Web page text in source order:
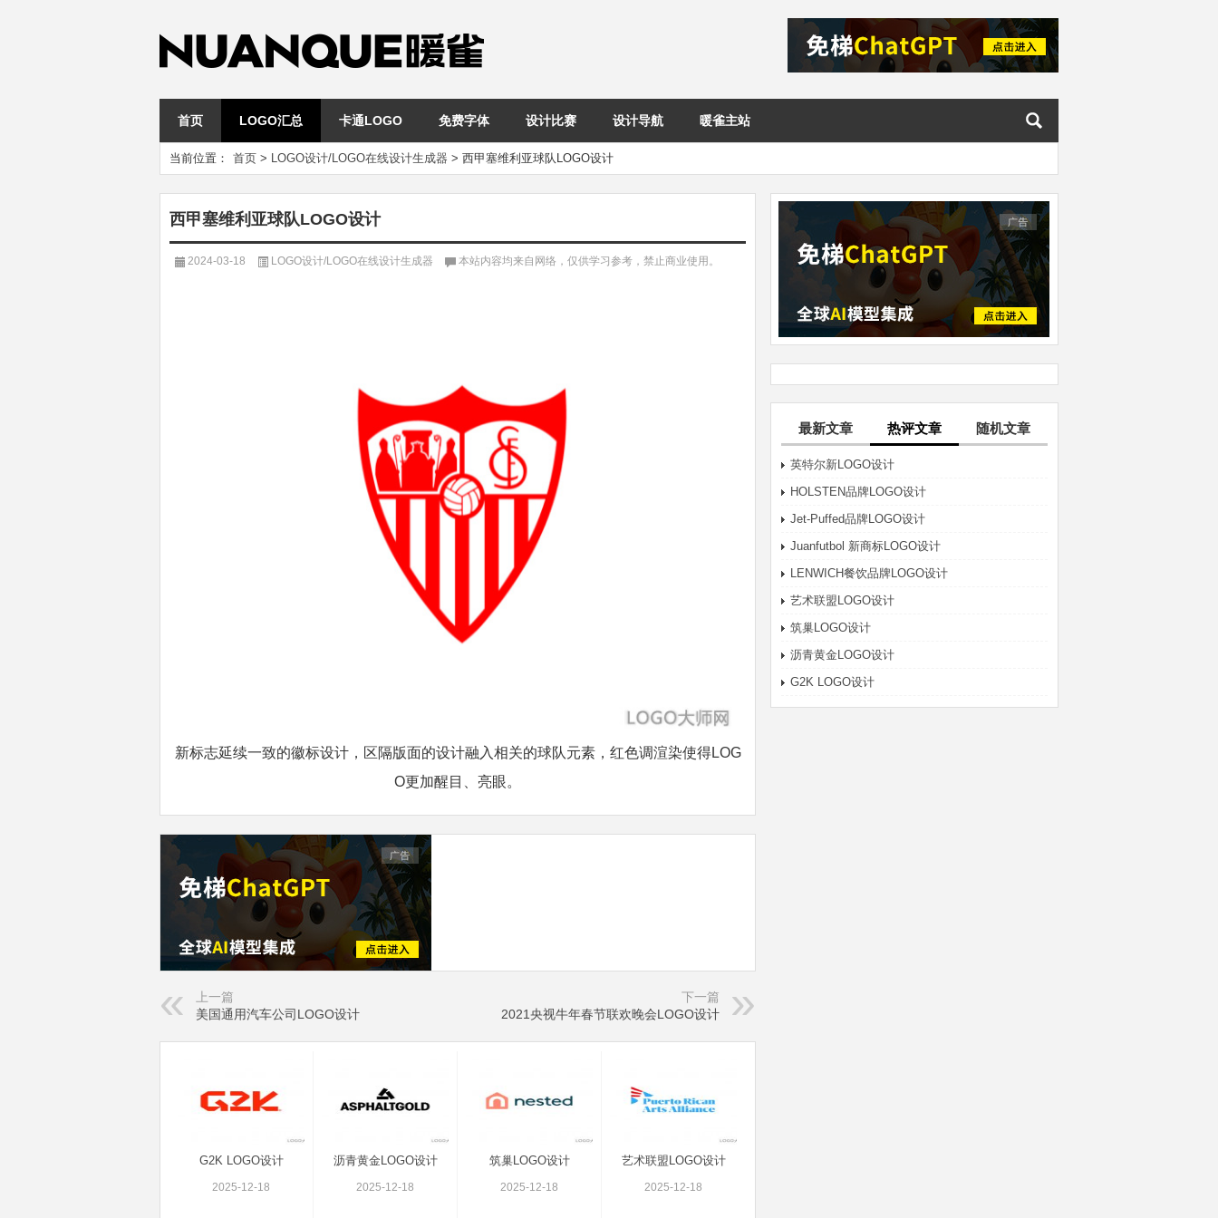
首页 LOGO汇总 卡通LOGO 免费字体 设计比赛 设计导航 暖雀主站
当前位置： 首页 > LOGO设计/LOGO在线设计生成器 > 西甲塞维利亚球队LOGO设计
最新文章 热评文章 随机文章
英特尔新LOGO设计
HOLSTEN品牌LOGO设计
Jet-Puffed品牌LOGO设计
Juanfutbol 新商标LOGO设计
LENWICH餐饮品牌LOGO设计
艺术联盟LOGO设计
筑巢LOGO设计
沥青黄金LOGO设计
G2K LOGO设计
西甲塞维利亚球队LOGO设计
2024-03-18 LOGO设计/LOGO在线设计生成器 本站内容均来自网络，仅供学习参考，禁止商业使用。
新标志延续一致的徽标设计，区隔版面的设计融入相关的球队元素，红色调渲染使得LOG
O更加醒目、亮眼。
上一篇
美国通用汽车公司LOGO设计
下一篇
2021央视牛年春节联欢晚会LOGO设计
G2K LOGO设计
2025-12-18
沥青黄金LOGO设计
2025-12-18
筑巢LOGO设计
2025-12-18
艺术联盟LOGO设计
2025-12-18